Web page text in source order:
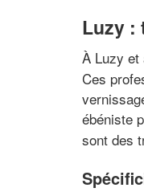
Luzy :
À Luzy
Ces
ébéniste
sont des